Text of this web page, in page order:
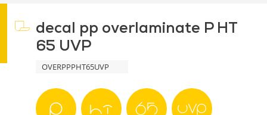
decal pp overlaminate P HT
65 UVP
OVERPPPHT65UVP